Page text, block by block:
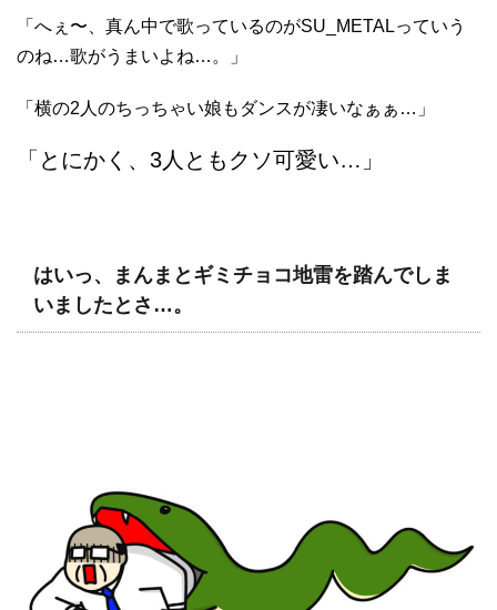
「へぇ〜、真ん中で歌っているのがSU_METALっていう
のね…歌がうまいよね…。」
「横の2人のちっちゃい娘もダンスが凄いなぁぁ…」
「とにかく、3人ともクソ可愛い…」
はいっ、まんまとギミチョコ地雷を踏んでしま
いましたとさ…。